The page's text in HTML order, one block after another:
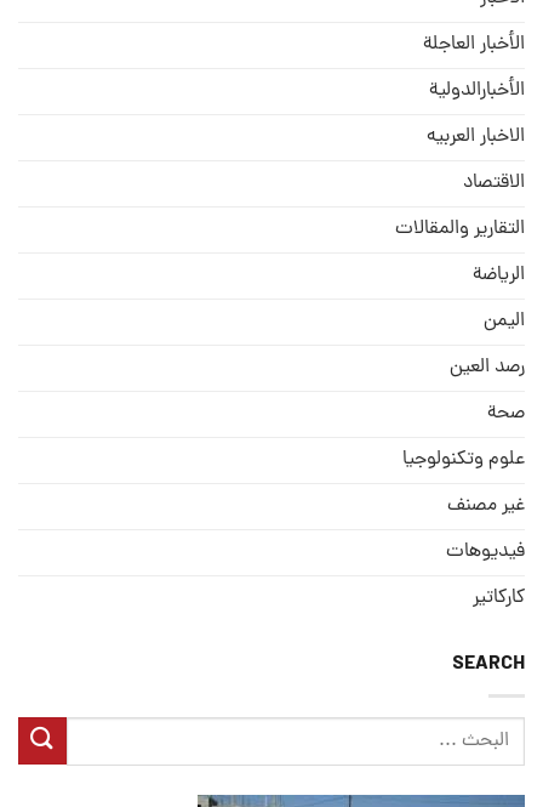
الأخبار العاجلة
الأخبارالدولية
الاخبار العربيه
الاقتصاد
التقارير والمقالات
الریاضة
الیمن
رصد العین
صحة
علوم وتكنولوجيا
غير مصنف
فيديوهات
كاركاتير
SEARCH